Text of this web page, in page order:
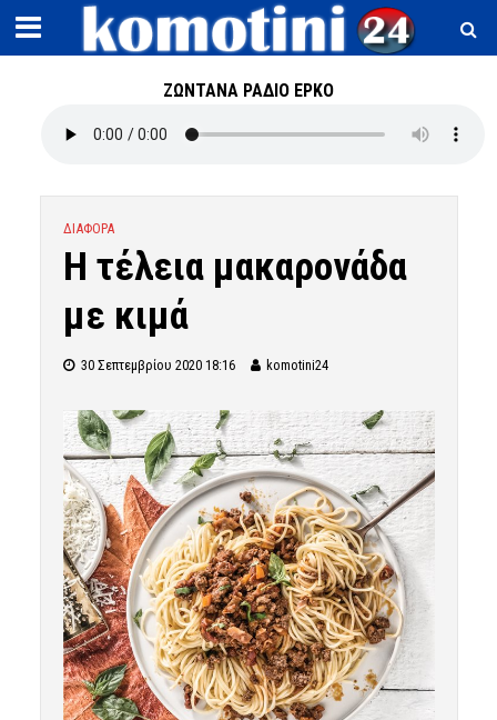
ΖΩΝΤΑΝΑ ΡΑΔΙΟ ΕΡΚΟ
ΔΙΑΦΟΡΑ
Η τέλεια μακαρονάδα
με κιμά
30 Σεπτεμβρίου 2020 18:16 komotini24